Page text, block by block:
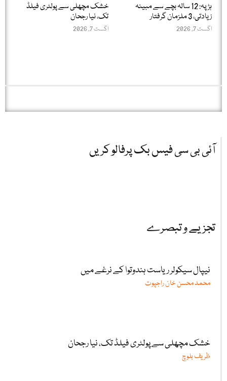
ہڑپہ: 12 سالہ بچے سے مبینہ
زیادتی، 3 ملزمان گرفتار
اگست 7, 2026
خشک مچھلی سے پولٹری فیلڈ
تک، نیا رجحان
اگست 7, 2026
آئی بی سی فیس بک پرفالو کریں
تجزیے و تبصرے
نیپال سیکولر ریاست ہندوتوا کے نرغے میں
محمد محسن خان راجپوت
خشک مچھلی سے پولٹری فیلڈ تک، نیا رجحان
ظریف بلوچ